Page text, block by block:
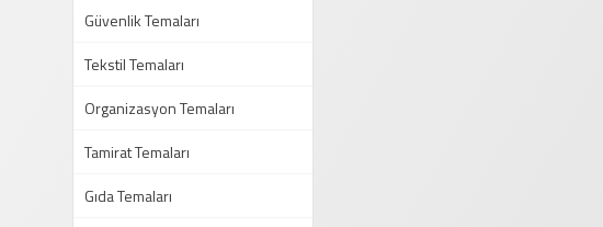
Güvenlik Temaları
Tekstil Temaları
Organizasyon Temaları
Tamirat Temaları
Gıda Temaları